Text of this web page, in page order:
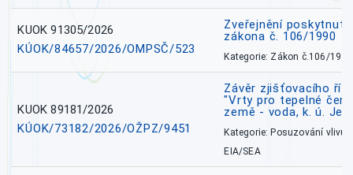
KUOK 91305/2026
KÚOK/84657/2026/OMPSČ/523
Zveřejnění poskytnutí
zákona č. 106/1990
Kategorie: Zákon č.106/1999
KUOK 89181/2026
KÚOK/73182/2026/OŽPZ/9451
Závěr zjišťovacího
"Vrty pro tepelné
země - voda, k. ú.
Kategorie: Posuzování vlivů
EIA/SEA